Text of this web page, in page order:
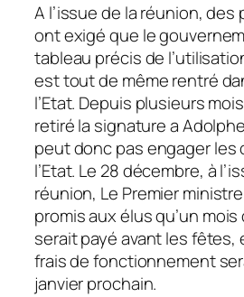
A l’issue de la réunion,
ont exigé que le
tableau précis de
est tout de même rentré
l’Etat. Depuis plusieurs
retiré la signature a
peut donc pas engager les
l’Etat. Le 28 décembre, à
réunion, Le Premier
promis aux élus qu’un
serait payé avant les fêtes,
frais de fonctionnement
janvier prochain.